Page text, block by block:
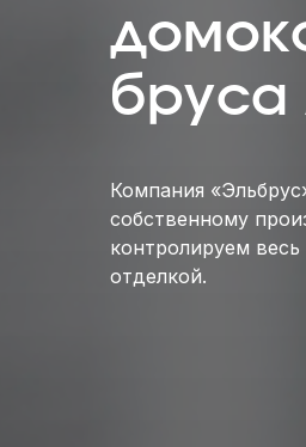
бруса
Компания
собственному
контролируем
отделкой.